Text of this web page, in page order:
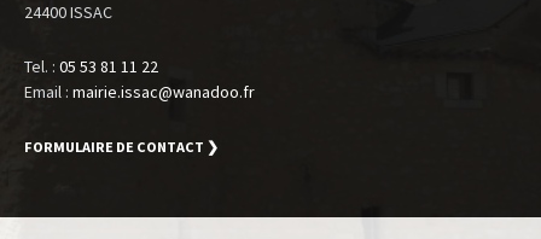
24400 ISSAC
Tel. : 05 53 81 11 22
Email : mairie.issac@wanadoo.fr
FORMULAIRE DE CONTACT ❯